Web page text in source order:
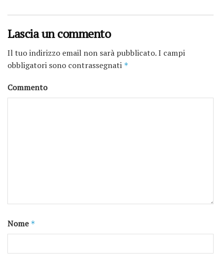
Lascia un commento
Il tuo indirizzo email non sarà pubblicato.I campi
obbligatori sono contrassegnati *
Commento
Nome *